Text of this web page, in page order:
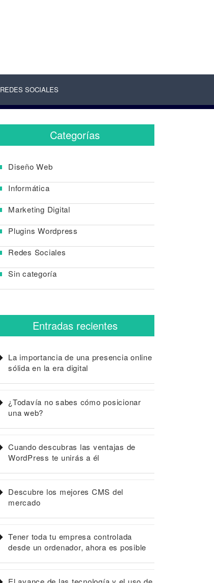
REDES SOCIALES
Categorías
Diseño Web
Informática
Marketing Digital
Plugins Wordpress
Redes Sociales
Sin categoría
Entradas recientes
La importancia de una presencia online
sólida en la era digital
¿Todavía no sabes cómo posicionar
una web?
Cuando descubras las ventajas de
WordPress te unirás a él
Descubre los mejores CMS del
mercado
Tener toda tu empresa controlada
desde un ordenador, ahora es posible